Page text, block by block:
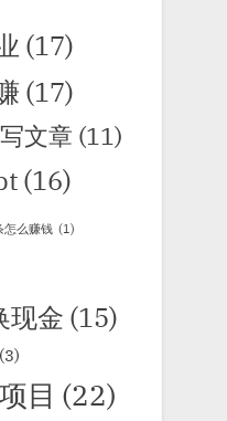
(17)
(17)
文章 (11)
(16)
怎么赚钱 (1)
现金 (15)
(3)
目 (22)